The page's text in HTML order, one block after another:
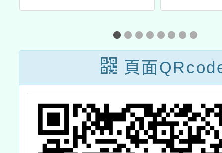
源中心辦理112
學年度「海洋教
育宣導海報展線
上有獎徵答」
人士
實施
案
頁面